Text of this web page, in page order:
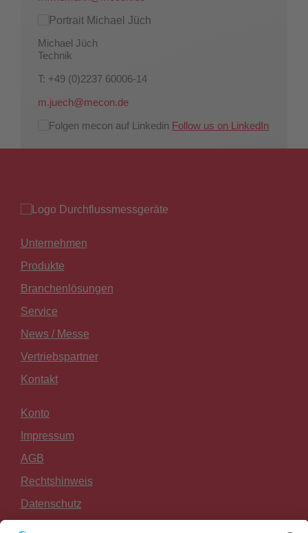
Michael Jüch
Technik
T: +49 (0)2237 60006-14
m.juech@mecon.de
Follow us on LinkedIn
Unternehmen
Produkte
Branchenlösungen
Service
News / Messe
Vertriebspartner
Kontakt
Konto
Impressum
AGB
Rechtshinweis
Datenschutz